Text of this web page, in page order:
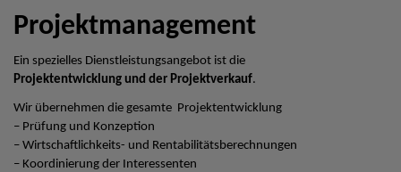
Projektmanagement
Ein spezielles Dienstleistungsangebot ist die
Projektentwicklung und der Projektverkauf.
Wir übernehmen die gesamte Projektentwicklung
– Prüfung und Konzeption
– Wirtschaftlichkeits- und Rentabilitätsberechnungen
– Koordinierung der Interessenten